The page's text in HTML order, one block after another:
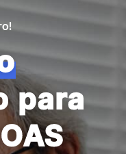
para